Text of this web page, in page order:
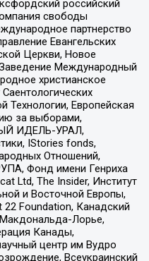
российский
свободы
партнерство
Евангельских
Церкви, Новое
Международный
христианское
Технологии, Европейская
за выборами,
ИДЕЛЬ-УРАЛ,
IStories fonds,
Отношений,
Фонд имени Генриха
Ltd, The Insider, Институт
и Восточной Европы,
Foundation, Канадский
Макдональда-Лорье,
Канады,
центр им Вудро
Всеукраинский